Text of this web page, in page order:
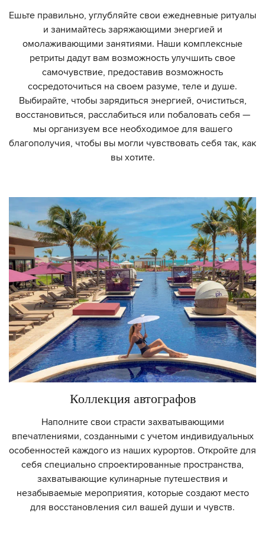
Ешьте правильно, углубляйте свои ежедневные ритуалы
и занимайтесь заряжающими энергией и
омолаживающими занятиями. Наши комплексные
ретриты дадут вам возможность улучшить свое
самочувствие, предоставив возможность
сосредоточиться на своем разуме, теле и душе.
Выбирайте, чтобы зарядиться энергией, очиститься,
восстановиться, расслабиться или побаловать себя —
мы организуем все необходимое для вашего
благополучия, чтобы вы могли чувствовать себя так, как
вы хотите.
Коллекция автографов
Наполните свои страсти захватывающими
впечатлениями, созданными с учетом индивидуальных
особенностей каждого из наших курортов. Откройте для
себя специально спроектированные пространства,
захватывающие кулинарные путешествия и
незабываемые мероприятия, которые создают место
для восстановления сил вашей души и чувств.